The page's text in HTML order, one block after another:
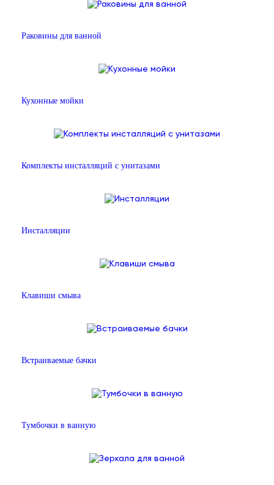
Раковины для ванной
Кухонные мойки
Комплекты инсталляций с унитазами
Инсталляции
Клавиши смыва
Встраиваемые бачки
Тумбочки в ванную